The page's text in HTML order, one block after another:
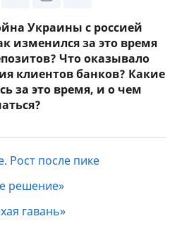
Украины с россией
изменился за это время
Что оказывало
клиентов банков? Какие
за это время, и о чем
Рост после пике
решение»
гавань»